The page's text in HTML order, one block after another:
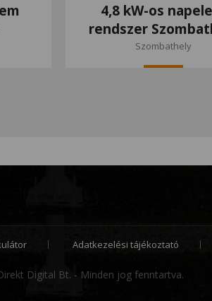
4,8 kW-os
rendszer
Szombathely
Adatkezelési tájékoztató
Digital Bt. - Minden jog fenntartva.